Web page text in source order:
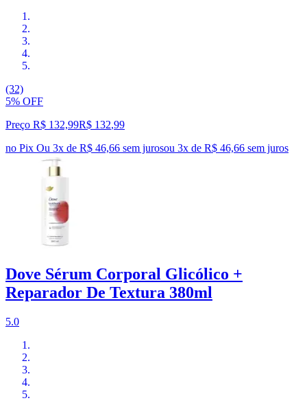
(32)
5% OFF
Preço R$ 132,99R$ 132,99
no Pix Ou 3x de R$ 46,66 sem jurosou 3x de R$ 46,66 sem juros
Dove Sérum Corporal Glicólico +
Reparador De Textura 380ml
5.0